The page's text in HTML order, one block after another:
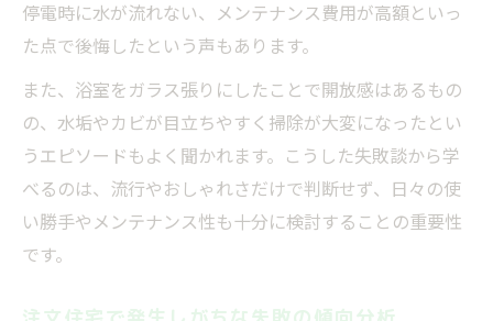
停電時に水が流れない、メンテナンス費用が高額といっ
た点で後悔したという声もあります。
また、浴室をガラス張りにしたことで開放感はあるもの
の、水垢やカビが目立ちやすく掃除が大変になったとい
うエピソードもよく聞かれます。こうした失敗談から学
べるのは、流行やおしゃれさだけで判断せず、日々の使
い勝手やメンテナンス性も十分に検討することの重要性
です。